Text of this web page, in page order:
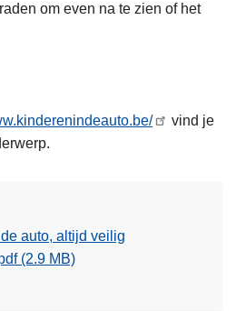
om even na te zien of het
vind je
auto, altijd veilig
(2.9 MB)